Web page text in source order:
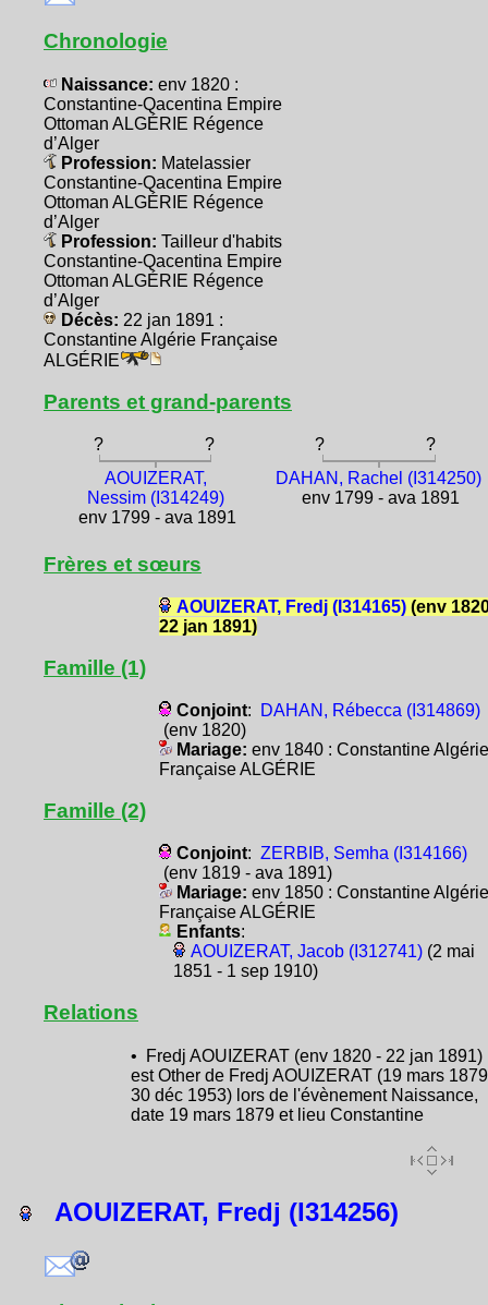
Chronologie
Naissance: env 1820 :
Constantine-Qacentina Empire
Ottoman ALGÉRIE Régence
d’Alger
Profession: Matelassier
Constantine-Qacentina Empire
Ottoman ALGÉRIE Régence
d’Alger
Profession: Tailleur d'habits
Constantine-Qacentina Empire
Ottoman ALGÉRIE Régence
d’Alger
Décès: 22 jan 1891 :
Constantine Algérie Française
ALGÉRIE
Parents et grand-parents
? ? ?
?
AOUIZERAT,
Nessim (I314249)
env 1799 - ava 1891
DAHAN, Rachel (I314250)
env 1799 - ava 1891
Frères et sœurs
AOUIZERAT, Fredj (I314165)(env
22 jan 1891)
Famille (1)
Conjoint:
DAHAN, Rébecca (I314869)
(env 1820)
Mariage: env 1840 : Constantine Algérie
Française ALGÉRIE
Famille (2)
Conjoint: ZERBIB, Semha (I314166)
(env 1819 - ava 1891)
Mariage: env 1850 : Constantine Algérie
Française ALGÉRIE
Enfants:
AOUIZERAT, Jacob (I312741)(2 mai
1851 - 1 sep 1910)
Relations
• Fredj AOUIZERAT (env 1820 - 22 jan 1891)
est Other de Fredj AOUIZERAT (19 mars
30 déc 1953) lors de l'évènement Naissance,
date 19 mars 1879 et lieu Constantine
AOUIZERAT, Fredj (I314256)